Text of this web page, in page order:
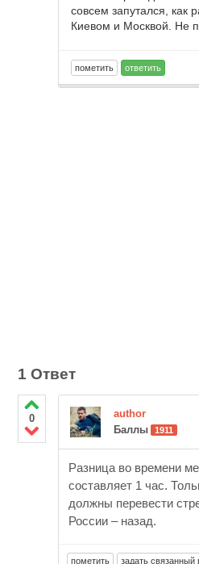
совсем запутался, как
Киевом и Москвой. Не
1 Ответ
0
author
Баллы
1911
Разница во времени
составляет 1 час.
должны перевести
России – назад.